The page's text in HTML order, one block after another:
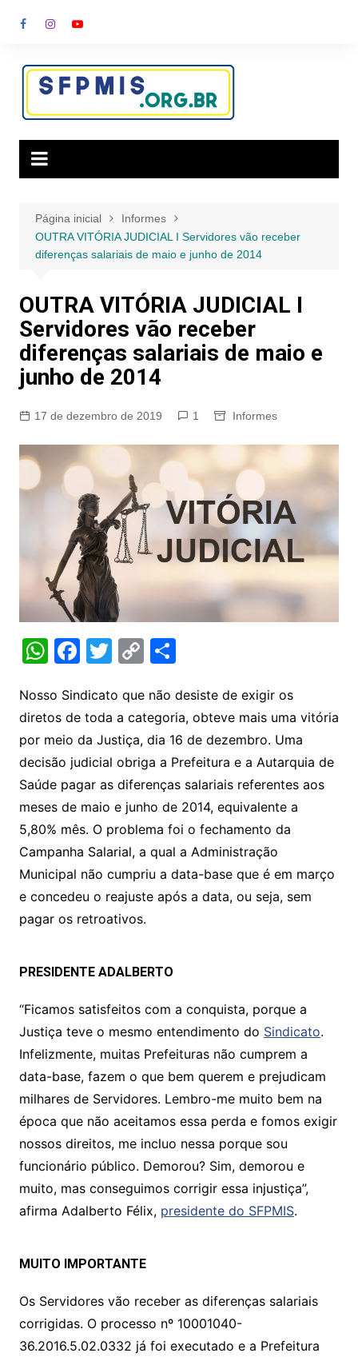
para
conteúdo
Página inicial
Informes
OUTRA VITÓRIA JUDICIAL I Servidores vão receber
diferenças salariais de maio e junho de 2014
OUTRA VITÓRIA JUDICIAL I
Servidores vão receber
diferenças salariais de maio e
junho de 2014
17 de dezembro de 2019 1 Informes
W
at
s
A
p
p
F
c
e
b
o
o
k
T
itt
er
C
p
y
Li
n
k
S
ar
e
Nosso Sindicato que não desiste de exigir os
diretos de toda a categoria, obteve mais uma vitória
por meio da Justiça, dia 16 de dezembro. Uma
decisão judicial obriga a Prefeitura e a Autarquia de
Saúde pagar as diferenças salariais referentes aos
meses de maio e junho de 2014, equivalente a
5,80% mês. O problema foi o fechamento da
Campanha Salarial, a qual a Administração
Municipal não cumpriu a data-base que é em março
e concedeu o reajuste após a data, ou seja, sem
pagar os retroativos.
PRESIDENTE ADALBERTO
“Ficamos satisfeitos com a conquista, porque a
Justiça teve o mesmo entendimento do Sindicato.
Infelizmente, muitas Prefeituras não cumprem a
data-base, fazem o que bem querem e prejudicam
milhares de Servidores. Lembro-me muito bem na
época que não aceitamos essa perda e fomos exigir
nossos direitos, me incluo nessa porque sou
funcionário público. Demorou? Sim, demorou e
muito, mas conseguimos corrigir essa injustiça”,
afirma Adalberto Félix, presidente do SFPMIS.
MUITO IMPORTANTE
Os Servidores vão receber as diferenças salariais
corrigidas. O processo nº 10001040-
36.2016.5.02.0332 já foi executado e a Prefeitura